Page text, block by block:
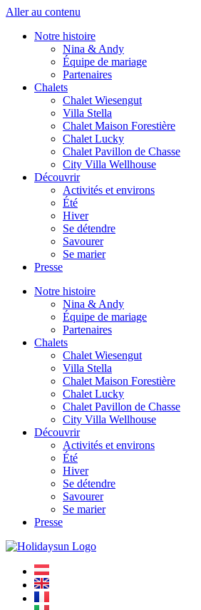
Aller au contenu
Notre histoire
Nina & Andy
Équipe de mariage
Partenaires
Chalets
Chalet Wiesengut
Villa Stella
Chalet Maison Forestière
Chalet Lucky
Chalet Pavillon de Chasse
City Villa Wellhouse
Découvrir
Activités et environs
Été
Hiver
Se détendre
Savourer
Se marier
Presse
Notre histoire
Nina & Andy
Équipe de mariage
Partenaires
Chalets
Chalet Wiesengut
Villa Stella
Chalet Maison Forestière
Chalet Lucky
Chalet Pavillon de Chasse
City Villa Wellhouse
Découvrir
Activités et environs
Été
Hiver
Se détendre
Savourer
Se marier
Presse